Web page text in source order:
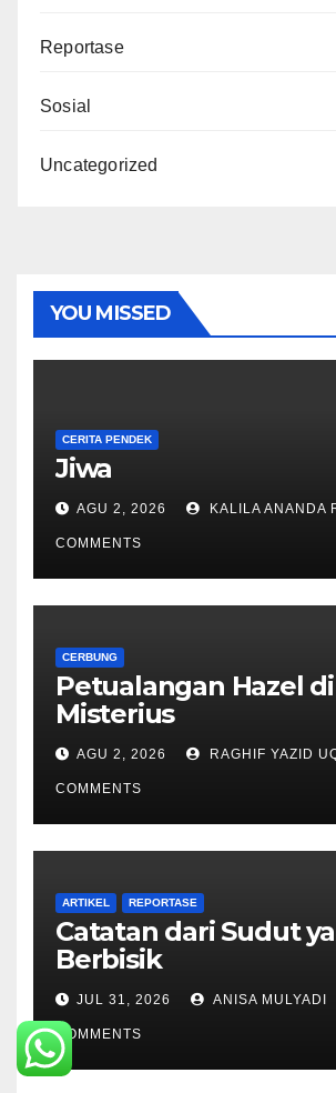
Reportase
Sosial
Uncategorized
YOU MISSED
CERITA PENDEK
Jiwa
AGU 2, 2026 KALILA ANANDA
COMMENTS
CERBUNG
Petualangan Hazel
Misterius
AGU 2, 2026 RAGHIF YAZID
COMMENTS
ARTIKEL REPORTASE
Catatan dari Sudut
Berbisik
JUL 31, 2026 ANISA MULYADI
COMMENTS